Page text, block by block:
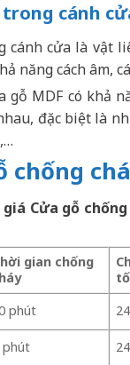
cánh
cửa là vật
năng cách âm,
gỗ MDF có khả
đặc biệt là
chống
giá Cửa gỗ
gian chống
phút
phút